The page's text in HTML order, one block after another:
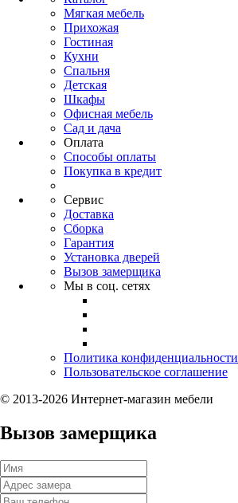
Мягкая мебель
Прихожая
Гостиная
Кухни
Спальня
Детская
Шкафы
Офисная мебель
Сад и дача
Оплата
Способы оплаты
Покупка в кредит
Сервис
Доставка
Сборка
Гарантия
Установка дверей
Вызов замерщика
Мы в соц. сетях
Политика конфиденциальности
Пользовательское соглашение
© 2013-2026 Интернет-магазин мебели
Вызов замерщика